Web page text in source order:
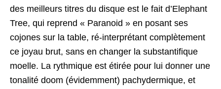
des meilleurs titres du disque est le fait d’Elephant
Tree, qui reprend « Paranoid » en posant ses
cojones sur la table, ré-interprétant complètement
ce joyau brut, sans en changer la substantifique
moelle. La rythmique est étirée pour lui donner une
tonalité doom (évidemment) pachydermique, et